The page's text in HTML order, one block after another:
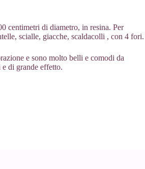
centimetri di diametro, in resina. Per
scialle, giacche, scaldacolli , con 4 fori.
e sono molto belli e comodi da
di grande effetto.